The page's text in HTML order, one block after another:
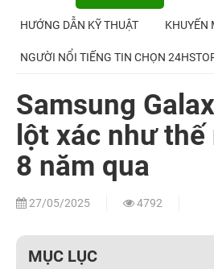
HƯỚNG DẪN KỸ THUẬT KHUYẾN
NGƯỜI NỔI TIẾNG TIN CHỌN
Samsung
lột xác như
8 năm qua
27/05/2025 4792
MỤC LỤC